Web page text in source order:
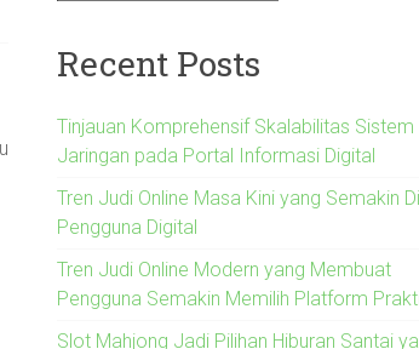
Recent Posts
Tinjauan Komprehensif Skalabilitas Sistem
Jaringan pada Portal Informasi Digital
Tren Judi Online Masa Kini yang Semakin
Pengguna Digital
Tren Judi Online Modern yang Membuat
Pengguna Semakin Memilih Platform
Slot Mahjong Jadi Pilihan Hiburan Santai